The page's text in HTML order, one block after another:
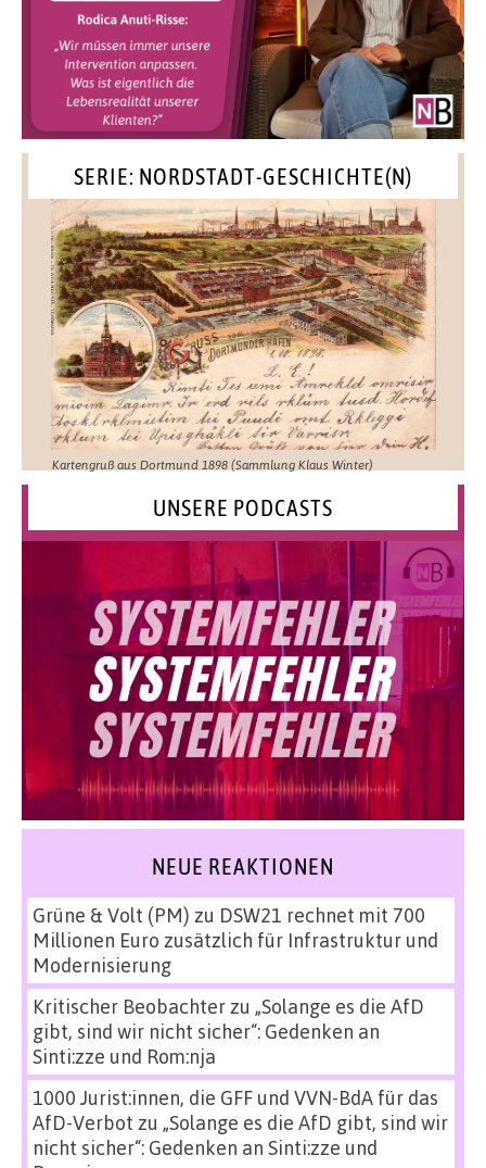
SERIE: NORDSTADT-GESCHICHTE(N)
Kartengruß aus Dortmund 1898 (Sammlung Klaus Winter)
UNSERE PODCASTS
NEUE REAKTIONEN
Grüne & Volt (PM) zu DSW21 rechnet mit 700
Millionen Euro zusätzlich für Infrastruktur und
Modernisierung
Kritischer Beobachterzu „Solange es die AfD
gibt, sind wir nicht sicher“: Gedenken an
Sinti:zze und Rom:nja
1000 Jurist:innen, die GFF und VVN-BdA für das
AfD-Verbot zu „Solange es die AfD gibt, sind wir
nicht sicher“: Gedenken an Sinti:zze und